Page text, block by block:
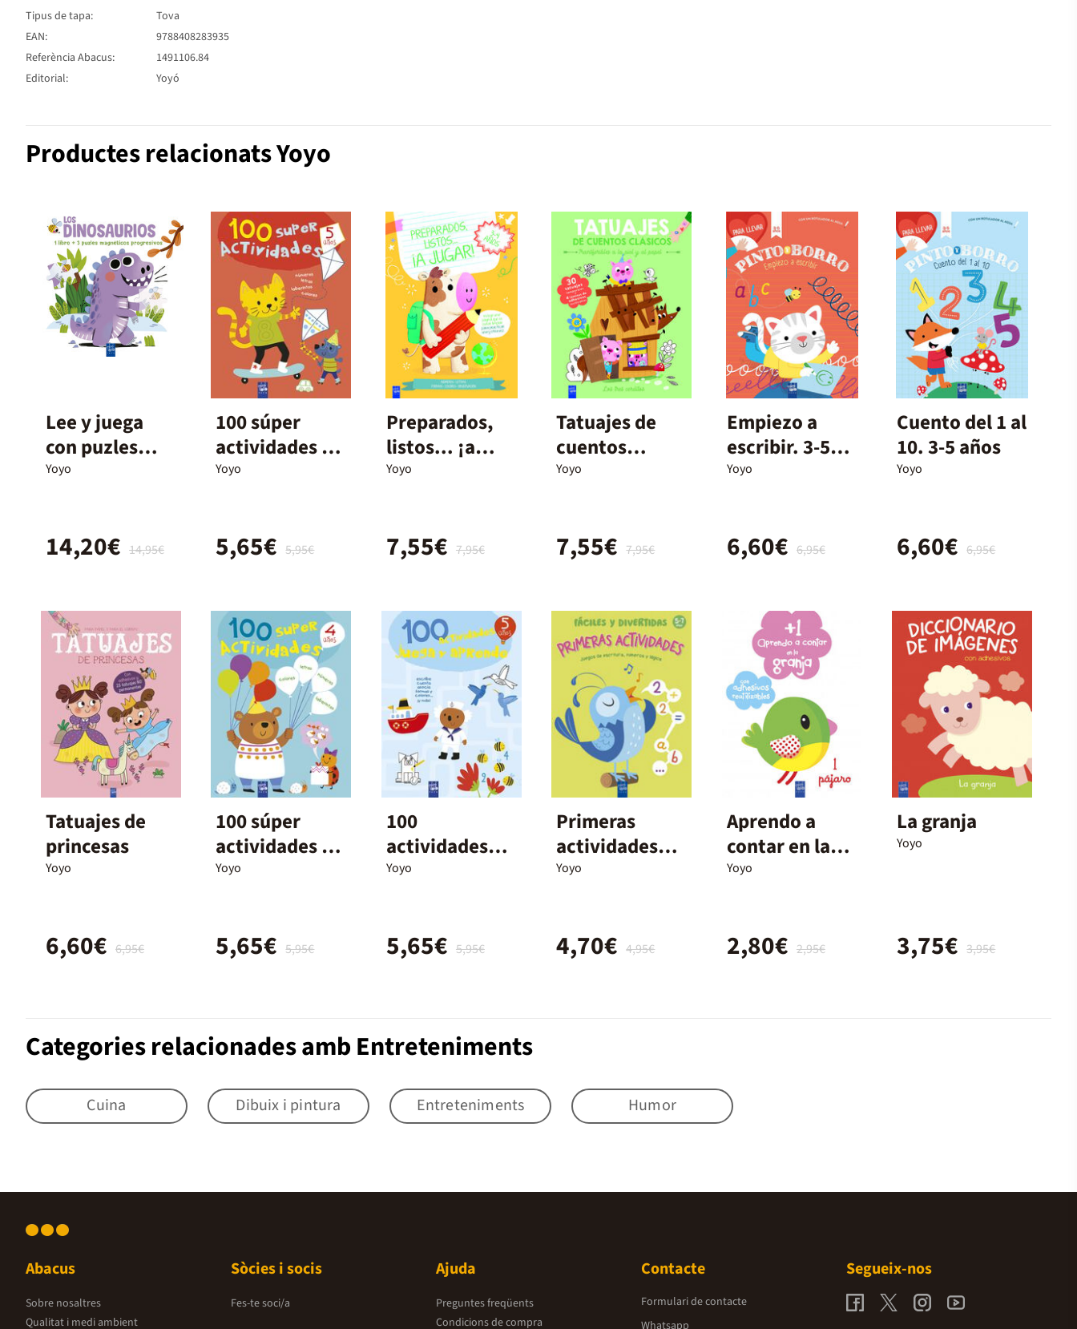
Tipus de tapa:
Tova
EAN:
9788408283935
Referència Abacus:
1491106.84
Editorial:
Yoyó
Productes relacionats Yoyo
Lee y juega
con puzles
magnéticos.
Yoyo
14,95€
14,20€
100 súper
actividades 5
años
Yoyo
5,95€
5,65€
Preparados,
listos... ¡a
jugar! 3-4 años
Yoyo
7,95€
7,55€
Tatuajes de
cuentos
clásicos. Los
Yoyo
7,95€
7,55€
Empiezo a
escribir. 3-5
años
Yoyo
6,95€
6,60€
Cuento del 1 al
10. 3-5 años
Yoyo
6,95€
6,60€
Tatuajes de
princesas
Yoyo
6,95€
6,60€
100 súper
actividades 4
años
Yoyo
5,95€
5,65€
100
actividades
juega y
Yoyo
5,95€
5,65€
Primeras
actividades
fciles y
Yoyo
4,95€
4,70€
Aprendo a
contar en la
granja +1
Yoyo
2,95€
2,80€
La granja
Yoyo
3,95€
3,75€
Categories relacionades amb Entreteniments
Cuina Dibuix i pintura Entreteniments Humor
Abacus
Sobre nosaltres
Qualitat i medi ambient
Sòcies i socis
Fes-te soci/a
Ajuda
Preguntes freqüents
Condicions de compra
Contacte
Formulari de contacte
Whatsapp
Segueix-nos